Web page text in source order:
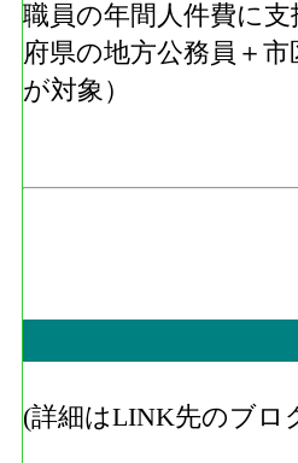
職員の年間人件費に
府県の地方公務員＋
が対象）
(詳細はLINK先のブロ